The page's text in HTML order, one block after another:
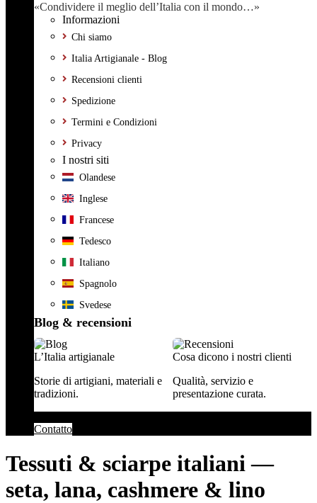
«Condividere il meglio dell’Italia con il mondo…»
Informazioni
Chi siamo
Italia Artigianale - Blog
Recensioni clienti
Spedizione
Termini e Condizioni
Privacy
I nostri siti
Olandese
Inglese
Francese
Tedesco
Italiano
Spagnolo
Svedese
Blog & recensioni
L’Italia artigianale
Storie di artigiani, materiali e
tradizioni.
Cosa dicono i nostri clienti
Qualità, servizio e
presentazione curata.
Contatto
Tessuti & sciarpe italiani —
seta, lana, cashmere & lino